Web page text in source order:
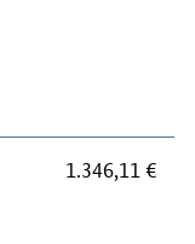
1.346,11 €